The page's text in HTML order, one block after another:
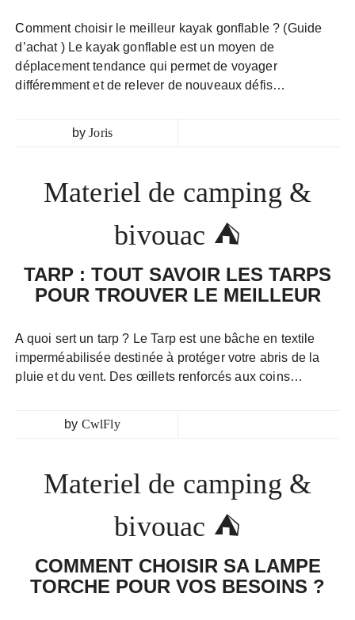
Comment choisir le meilleur kayak gonflable ? (Guide
d’achat ) Le kayak gonflable est un moyen de
déplacement tendance qui permet de voyager
différemment et de relever de nouveaux défis…
byJoris
Materiel de camping &
bivouac ⛺
TARP : TOUT SAVOIR LES TARPS
POUR TROUVER LE MEILLEUR
A quoi sert un tarp ? Le Tarp est une bâche en textile
imperméabilisée destinée à protéger votre abris de la
pluie et du vent. Des œillets renforcés aux coins…
by CwlFly
Materiel de camping &
bivouac ⛺
COMMENT CHOISIR SA LAMPE
TORCHE POUR VOS BESOINS ?